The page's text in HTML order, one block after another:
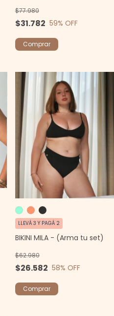
$31.782
$77.980
59% OFF
Comprar
BIKINI MILA - (Arma tu set)
$26.582
$62.980
58% OFF
LLEVÁ 3 Y PAGÁ 2
Comprar